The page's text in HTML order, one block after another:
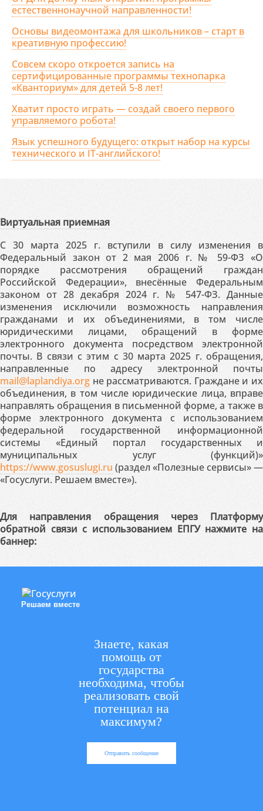
естественнонаучной направленности!
Основы видеомонтажа для школьников – старт в
креативную профессию!
Совсем скоро откроется запись на
сертифицированные программы технопарка
«Кванториум» для детей 5-8 лет!
Хватит просто играть — создай своего первого
управляемого робота!
Язык успешного будущего: открыт набор на курсы
технического и IT-английского!
Виртуальная приемная
С 30 марта 2025 г. вступили в силу изменения в
Федеральный закон от 2 мая 2006 г. № 59-ФЗ «О
порядке рассмотрения обращений граждан
Российской Федерации», внесённые Федеральным
законом от 28 декабря 2024 г. № 547-ФЗ. Данные
изменения исключили возможность направления
гражданами и их объединениями, в том числе
юридическими лицами, обращений в форме
электронного документа посредством электронной
почты. В связи с этим с 30 марта 2025 г. обращения,
направленные по адресу электронной почты
mail@laplandiya.org не рассматриваются. Граждане и их
объединения, в том числе юридические лица, вправе
направлять обращения в письменной форме, а также в
форме электронного документа с использованием
федеральной государственной информационной
системы «Единый портал государственных и
муниципальных услуг (функций)»
https://www.gosuslugi.ru (раздел «Полезные сервисы» —
«Госуслуги. Решаем вместе»).
Для направления обращения через Платформу
обратной связи с использованием ЕПГУ нажмите на
баннер:
Решаем вместе
Знаете, какая
помощь от
государства
необходима, чтобы
реализовать свой
потенциал на
максимум?
Отправить сообщение